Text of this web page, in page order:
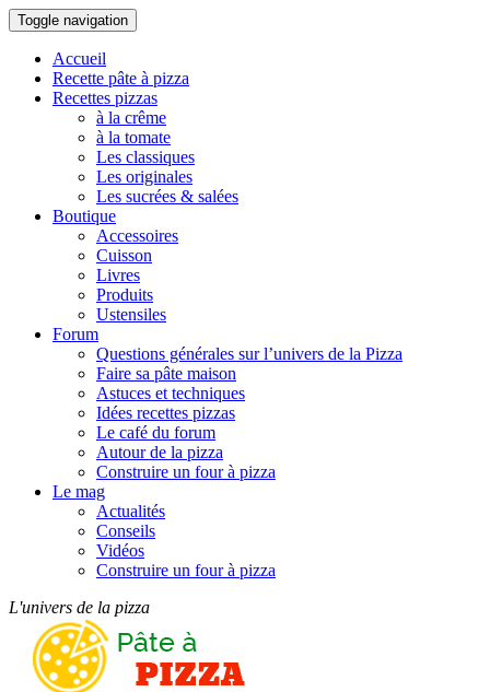
Toggle navigation
Accueil
Recette pâte à pizza
Recettes pizzas
à la crême
à la tomate
Les classiques
Les originales
Les sucrées & salées
Boutique
Accessoires
Cuisson
Livres
Produits
Ustensiles
Forum
Questions générales sur l’univers de la Pizza
Faire sa pâte maison
Astuces et techniques
Idées recettes pizzas
Le café du forum
Autour de la pizza
Construire un four à pizza
Le mag
Actualités
Conseils
Vidéos
Construire un four à pizza
L'univers de la pizza